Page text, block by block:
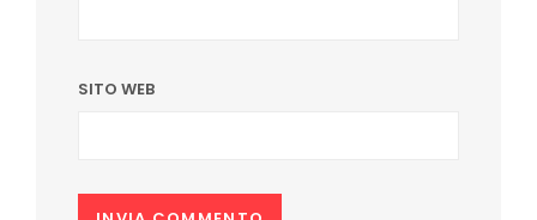
SITO WEB